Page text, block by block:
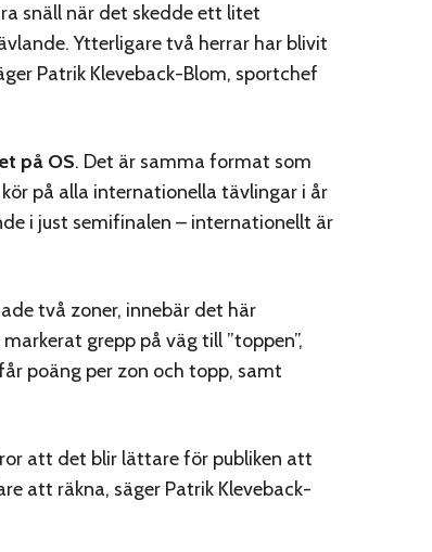
snäll när det skedde ett litet
Ytterligare två herrar har blivit
Patrik Kleveback-Blom, sportchef
på OS. Det är samma format som
på alla internationella tävlingar i år
i just semifinalen – internationellt är
två zoner, innebär det här
grepp på väg till ”toppen”,
poäng per zon och topp, samt
att det blir lättare för publiken att
att räkna, säger Patrik Kleveback-